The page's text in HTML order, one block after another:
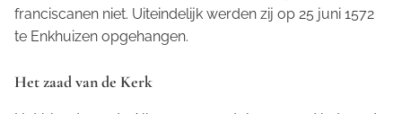
franciscanen niet. Uiteindelijk werden zij op 25 juni 1572
te Enkhuizen opgehangen.
Het zaad van de Kerk